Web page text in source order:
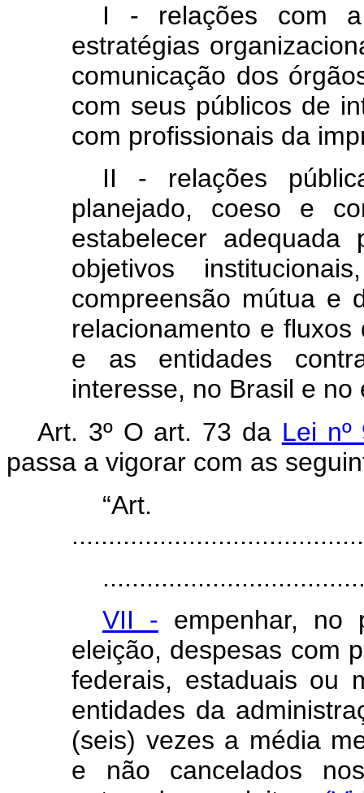
I - relações com
estratégias
comunicação dos
com seus públicos de
com profissionais da
II - relações
planejado, coeso e
estabelecer
objetivos
compreensão mútua e
relacionamento e
e as entidades
interesse, no Brasil e no
Art. 3º O art. 73 da Lei
passa a vigorar com as
VII - empenhar, no
eleição, despesas com
federais, estaduais ou
entidades da
(seis) vezes a média
e não cancelados